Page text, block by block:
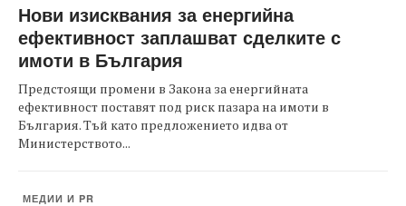
Нови изисквания за енергийна
ефективност заплашват сделките с
имоти в България
Предстоящи промени в Закона за енергийната
ефективност поставят под риск пазара на имоти в
България. Тъй като предложението идва от
Министерството...
МЕДИИ И PR